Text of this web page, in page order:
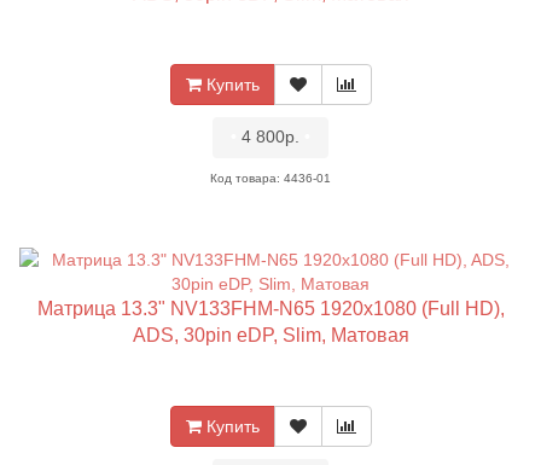
Купить
4 800р.
Код товара: 4436-01
Матрица 13.3" NV133FHM-N65 1920x1080 (Full HD),
ADS, 30pin eDP, Slim, Матовая
Купить